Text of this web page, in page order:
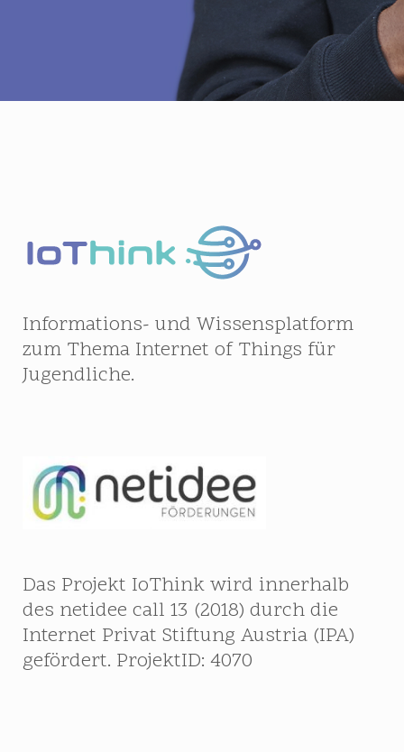
Informations- und Wissensplatform
zum Thema Internet of Things für
Jugendliche.
Das Projekt IoThink wird innerhalb
des netidee call 13 (2018) durch die
Internet Privat Stiftung Austria (IPA)
gefördert. ProjektID: 4070